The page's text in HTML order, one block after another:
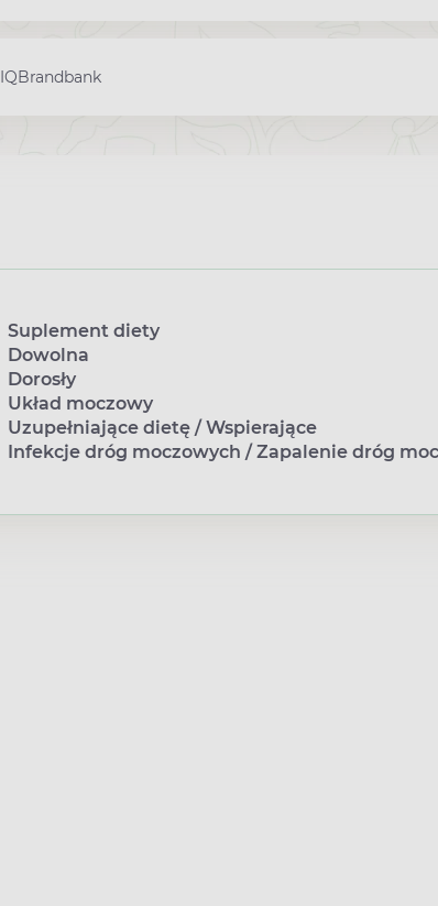
Suplement diety
Dowolna
Dorosły
Układ moczowy
Uzupełniające dietę/ Wspierające
Infekcje dróg moczowych / Zapalenie dróg